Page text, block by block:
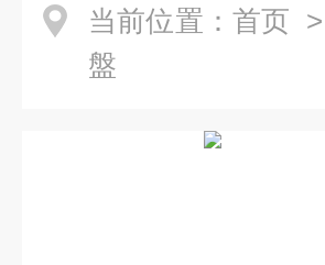
当前位置： 首页 >
盤